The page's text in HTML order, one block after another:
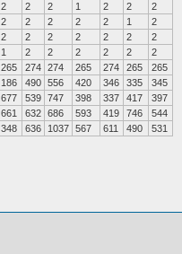
2 2 2 1 2 2
2
2 2 2 2 2 1
2
2 2 2 2 2 2
2
1 2 2 2 2 2
2
265 274 274 265 274 265
265
186 490 556 420 346 335
345
677 539 747 398 337 417
397
661 632 686 593 419 746
544
348 636 1037 567 611 490 531